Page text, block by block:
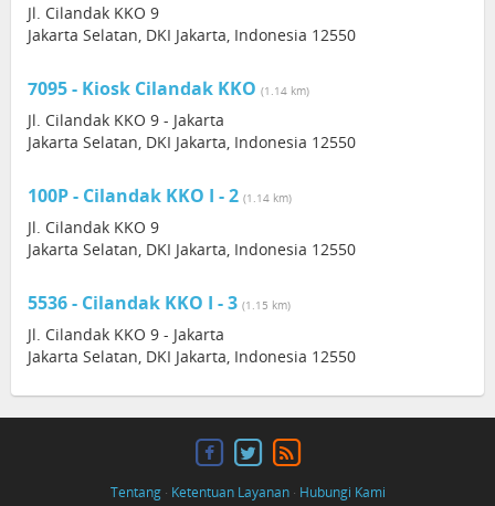
Jl. Cilandak KKO 9
Jakarta Selatan, DKI Jakarta, Indonesia 12550
7095 - Kiosk Cilandak KKO (1.14 km)
Jl. Cilandak KKO 9 - Jakarta
Jakarta Selatan, DKI Jakarta, Indonesia 12550
100P - Cilandak KKO I - 2 (1.14 km)
Jl. Cilandak KKO 9
Jakarta Selatan, DKI Jakarta, Indonesia 12550
5536 - Cilandak KKO I - 3 (1.15 km)
Jl. Cilandak KKO 9 - Jakarta
Jakarta Selatan, DKI Jakarta, Indonesia 12550
Tentang· Ketentuan Layanan· Hubungi Kami